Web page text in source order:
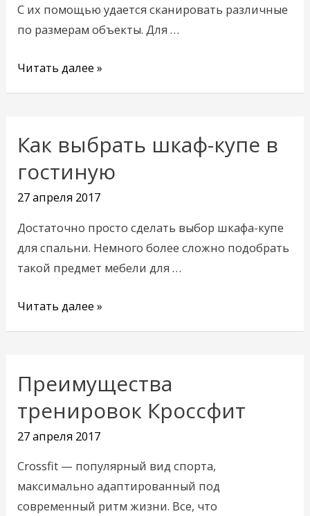
С их помощью удается сканировать различные
по размерам объекты. Для …
Читать далее »
Как выбрать шкаф-купе в
гостиную
27 апреля 2017
Достаточно просто сделать выбор шкафа-купе
для спальни. Немного более сложно подобрать
такой предмет мебели для …
Как
шкаф-
купе
в
Читать далее »
Преимущества
тренировок Кроссфит
27 апреля 2017
Crossfit — популярный вид спорта,
максимально адаптированный под
современный ритм жизни. Все, что
Преимущества
тренировок
Кроссфит